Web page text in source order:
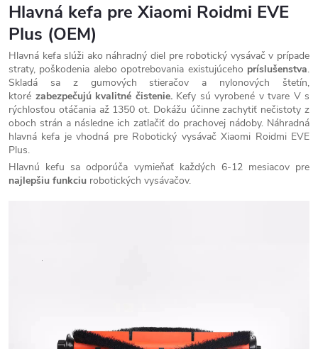
Hlavná kefa pre Xiaomi Roidmi EVE
Plus (OEM)
Hlavná kefa slúži ako náhradný diel pre robotický vysávač v prípade
straty, poškodenia alebo opotrebovania existujúceho príslušenstva.
Skladá sa z gumových stieračov a nylonových štetín,
ktoré zabezpečujú kvalitné čistenie.Kefy sú vyrobené v tvare V s
rýchlosťou otáčania až 1350 ot. Dokážu účinne zachytiť nečistoty z
oboch strán a následne ich zatlačiť do prachovej nádoby. Náhradná
hlavná kefa je vhodná pre Robotický vysávač Xiaomi Roidmi EVE
Plus.
Hlavnú kefu sa odporúča vymieňať každých 6-12 mesiacov pre
najlepšiu funkciu robotických vysávačov.